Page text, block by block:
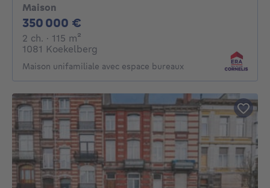
Maison
350 000 €
2 ch. 2 chambres
· 115 m²
1081 Koekelberg
Maison unifamiliale avec espace bureaux